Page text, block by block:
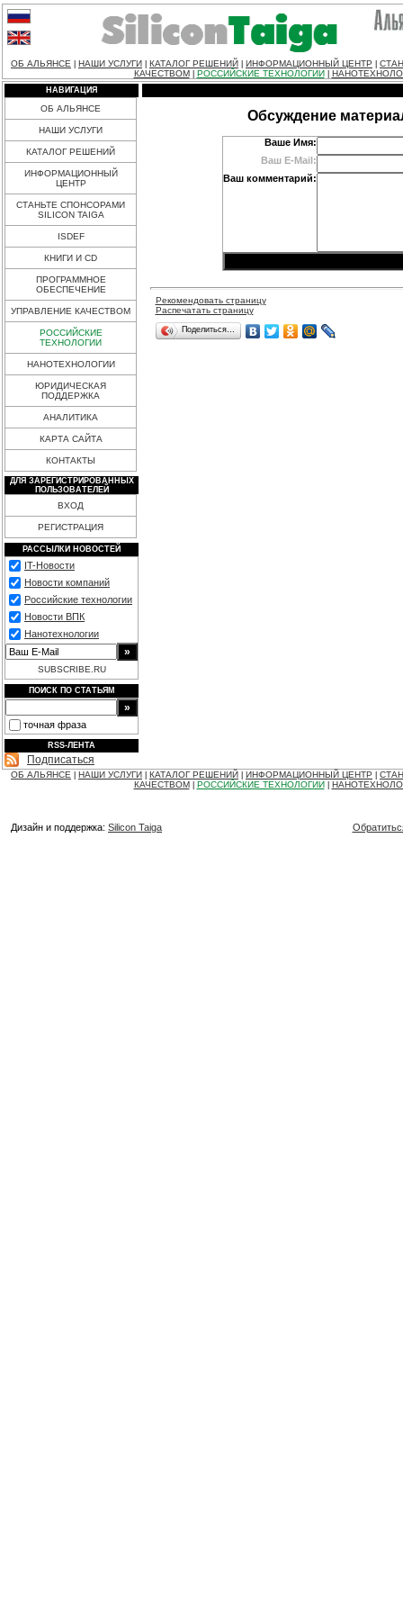
ОБ АЛЬЯНСЕ НАШИ УСЛУГИ КАТАЛОГ РЕШЕНИЙ ИНФОРМАЦИОННЫЙ ЦЕНТР
КАЧЕСТВОМ
РОССИЙСКИЕ ТЕХНОЛОГИИ
НАВИГАЦИЯ
ОБ АЛЬЯНСЕ
НАШИ УСЛУГИ
КАТАЛОГ РЕШЕНИЙ
ИНФОРМАЦИОННЫЙ
ЦЕНТР
СТАНЬТЕ СПОНСОРАМИ
SILICON TAIGA
ISDEF
КНИГИ И CD
ПРОГРАММНОЕ
ОБЕСПЕЧЕНИЕ
УПРАВЛЕНИЕ КАЧЕСТВОМ
РОССИЙСКИЕ
ТЕХНОЛОГИИ
НАНОТЕХНОЛОГИИ
ЮРИДИЧЕСКАЯ
ПОДДЕРЖКА
АНАЛИТИКА
КАРТА САЙТА
КОНТАКТЫ
ДЛЯ ЗАРЕГИСТРИРОВАННЫХ
ПОЛЬЗОВАТЕЛЕЙ
ВХОД
РЕГИСТРАЦИЯ
РАССЫЛКИ НОВОСТЕЙ
IT-Новости
Новости компаний
Российские технологии
Новости ВПК
Нанотехнологии
SUBSCRIBE.RU
ПОИСК ПО СТАТЬЯМ
точная фраза
RSS-ЛЕНТА
Подписаться
Обсуждение
Ваше Имя:
Ваш E-Mail:
Ваш комментарий:
Рекомендовать страницу
Распечатать страницу
Поделиться…
ОБ АЛЬЯНСЕ НАШИ УСЛУГИ КАТАЛОГ РЕШЕНИЙ ИНФОРМАЦИОННЫЙ ЦЕНТР
КАЧЕСТВОМ
РОССИЙСКИЕ ТЕХНОЛОГИИ
Дизайн и поддержка: Silicon Taiga